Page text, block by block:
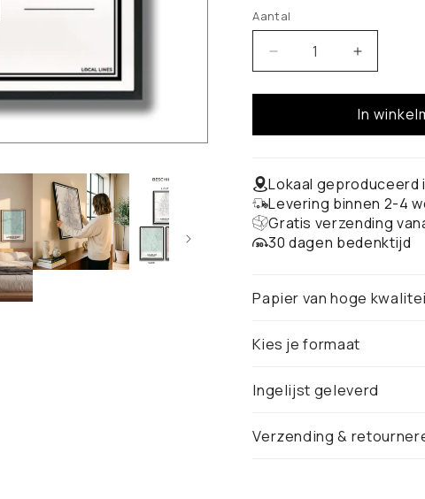
Aantal
Aantal
verlagen
voor
Stadskaart
Aantal
verhogen
voor
Haarlem
In
Lokaal geproduceerd
Levering binnen 2-4
Gratis verzending
30 dagen bedenktijd
Papier van hoge
Kies je formaat
Ingelijst geleverd
Verzending &